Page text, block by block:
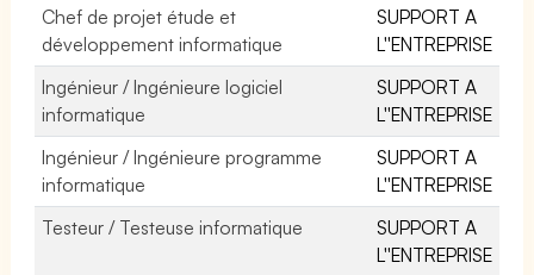
Chef de projet étude et
développement informatique
SUPPORT A
L''ENTREPRISE
Ingénieur / Ingénieure logiciel
informatique
SUPPORT A
L''ENTREPRISE
Ingénieur / Ingénieure programme
informatique
SUPPORT A
L''ENTREPRISE
Testeur / Testeuse informatique
SUPPORT A
L''ENTREPRISE